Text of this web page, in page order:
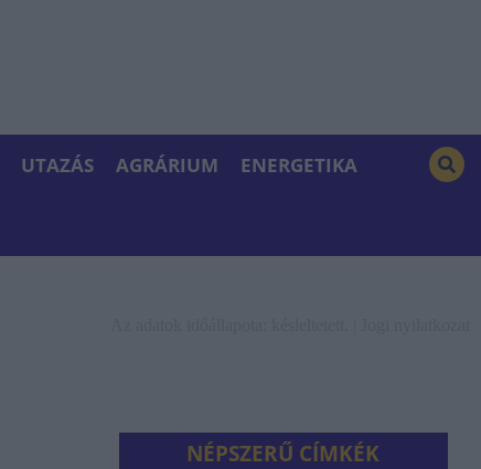
UTAZÁS AGRÁRIUM ENERGETIKA
NÉPSZERŰ CÍMKÉK